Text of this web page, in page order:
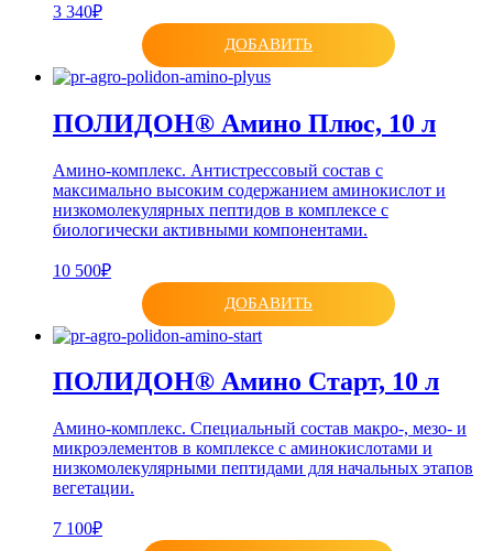
3 340₽
ДОБАВИТЬ
ПОЛИДОН® Амино Плюс, 10 л
Амино-комплекс. Антистрессовый состав с
максимально высоким содержанием аминокислот и
низкомолекулярных пептидов в комплексе с
биологически активными компонентами.
10 500₽
ДОБАВИТЬ
ПОЛИДОН® Амино Старт, 10 л
Амино-комплекс. Специальный состав макро-, мезо- и
микроэлементов в комплексе с аминокислотами и
низкомолекулярными пептидами для начальных этапов
вегетации.
7 100₽